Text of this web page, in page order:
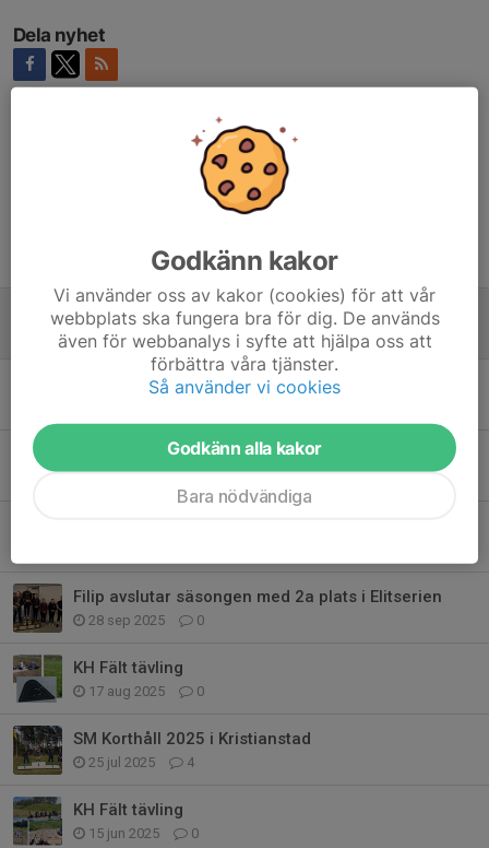
Dela nyhet
Tidigare nyheter
Stockkumla Open KH Fält
17 maj, 21:34 0
Stockkumla Open KH Fält
KH Fält tävling
Filip avslutar säsongen med 2a plats i Elitserien
28 sep 2025 0
KH Fält tävling
17 aug 2025 0
SM Korthåll 2025 i Kristianstad
25 jul 2025 4
KH Fält tävling
15 jun 2025 0
Godkänn kakor
Vi använder oss av kakor (cookies) för att vår
webbplats ska fungera bra för dig. De används
även för webbanalys i syfte att hjälpa oss att
förbättra våra tjänster.
Så använder vi cookies
Godkänn alla kakor
Bara nödvändiga